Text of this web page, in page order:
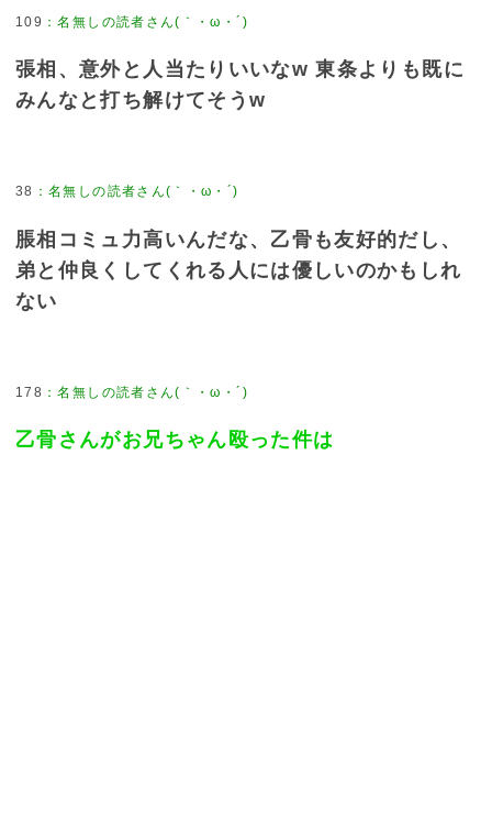
109 ：名無しの読者さん(｀・ω・´)
張相、意外と人当たりいいなw 東条よりも既に
みんなと打ち解けてそうw
38 ：名無しの読者さん(｀・ω・´)
脹相コミュ力高いんだな、乙骨も友好的だし、
弟と仲良くしてくれる人には優しいのかもしれ
ない
178 ：名無しの読者さん(｀・ω・´)
乙骨さんがお兄ちゃん殴った件は